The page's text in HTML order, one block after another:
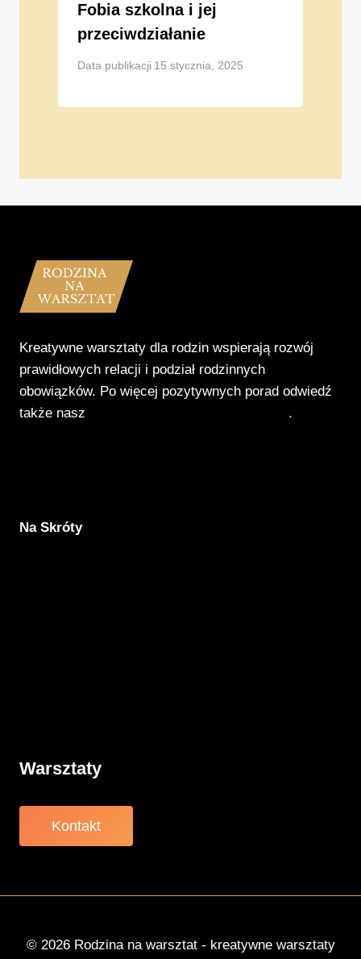
Fobia szkolna i jej
przeciwdziałanie
Data publikacji 15 stycznia, 2025
Kreatywne warsztaty dla rodzin wspierają rozwój
prawidłowych relacji i podział rodzinnych
obowiązków. Po więcej pozytywnych porad odwiedź
także nasz
.
Na Skróty
Warsztaty
Kontakt
© 2026 Rodzina na warsztat - kreatywne warsztaty